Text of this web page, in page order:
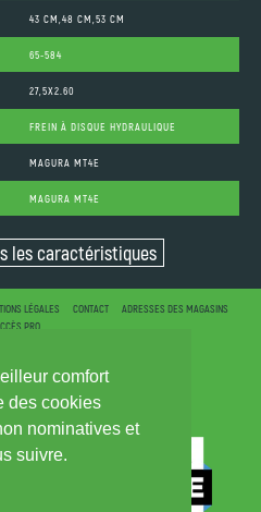
comfort
des cookies
nominatives et
suivre.
43 CM,48 CM,53 CM
65-584
27,5X2.60
FREIN À DISQUE HYDRAULIQUE
MAGURA MT4E
MAGURA MT4E
les caractéristiques
LÉGALES CONTACT
ADRESSES DES MAGASINS
PRO